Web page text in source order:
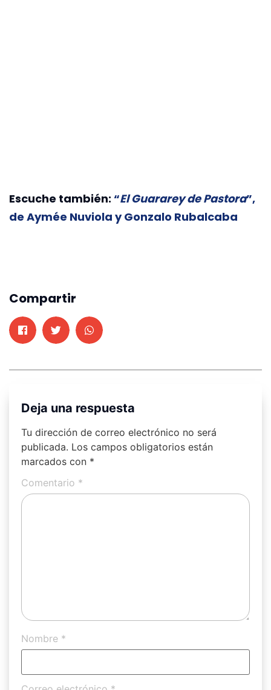
Escuche también: “El Guararey de Pastora”,
de Aymée Nuviola y Gonzalo Rubalcaba
Compartir
Deja una respuesta
Tu dirección de correo electrónico no será
publicada. Los campos obligatorios están
marcados con *
Comentario *
Nombre *